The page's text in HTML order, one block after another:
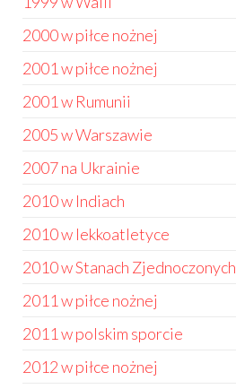
2000 w piłce nożnej
2001 w piłce nożnej
2001 w Rumunii
2005 w Warszawie
2007 na Ukrainie
2010 w Indiach
2010 w lekkoatletyce
2010 w Stanach Zjednoczonych
2011 w piłce nożnej
2011 w polskim sporcie
2012 w piłce nożnej